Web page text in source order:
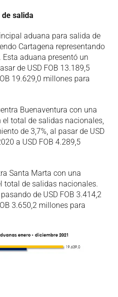
salida
aduana para salida de
Cartagena representando
aduana presentó un
de USD FOB 13.189,5
19.629,0 millones para
Buenaventura con una
total de salidas nacionales,
de 3,7%, al pasar de USD
a USD FOB 4.289,5
Santa Marta con una
total de salidas nacionales.
de USD FOB 3.414,2
3.650,2 millones para